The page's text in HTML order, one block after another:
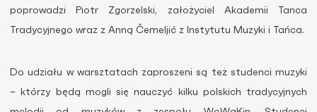
poprowadzi Piotr Zgorzelski, założyciel Akademii Tanca
Tradycyjnego wraz z Anną Čemeljić z Instytutu Muzyki i Tańca.
Do udziału w warsztatach zaproszeni są też studenci muzyki
– którzy będą mogli się nauczyć kilku polskich tradycyjnych